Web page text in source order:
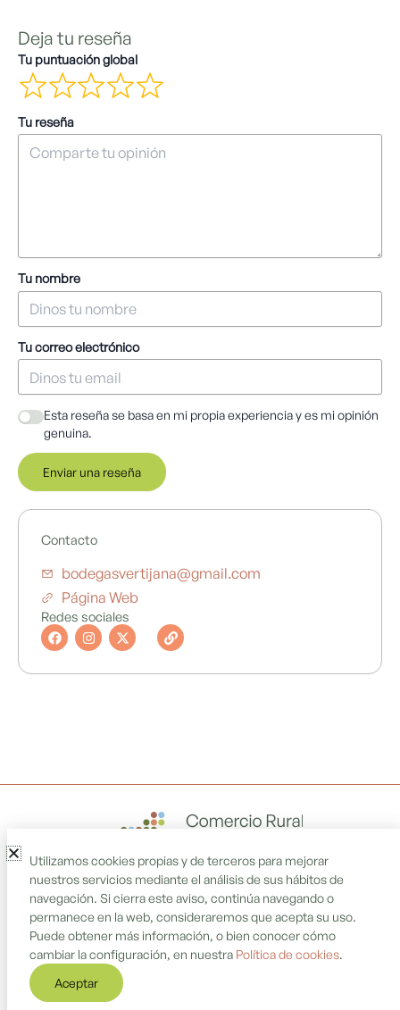
Deja tu reseña
Tu puntuación global
Tu reseña
Tu nombre
Tu correo electrónico
Esta reseña se basa en mi propia experiencia y es mi opinión
genuina.
Enviar una reseña
Contacto
bodegasvertijana@gmail.com
Página Web
Redes sociales
F
a
c
e
I
n
s
t
X
-
t
w
L
i
n
k
Utilizamos cookies propias y de terceros para mejorar
nuestros servicios mediante el análisis de sus hábitos de
navegación. Si cierra este aviso, continúa navegando o
permanece en la web, consideraremos que acepta su uso.
Puede obtener más información, o bien conocer cómo
cambiar la configuración, en nuestra Política de cookies.
Aceptar